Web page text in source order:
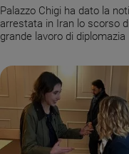
e
fede
Parola
Santo
del
giorno
Palazzo Chigi ha dato la
arrestata in Iran lo scorso
grande lavoro di diplomazia